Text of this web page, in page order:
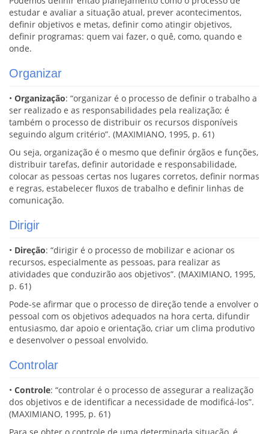
estudar e avaliar a situação atual, prever acontecimentos,
definir objetivos e metas, definir como atingir objetivos,
definir programas: quem vai fazer, o quê, como, quando e
onde.
Organizar
• Organização: “organizar é o processo de definir o trabalho a
ser realizado e as responsabilidades pela realização; é
também o processo de distribuir os recursos disponíveis
seguindo algum critério”. (MAXIMIANO, 1995, p. 61)
Ou seja, organização é o mesmo que definir órgãos e funções,
distribuir tarefas, definir autoridade e responsabilidade,
colocar as pessoas certas nos lugares corretos, definir normas
e regras, estabelecer fluxos de trabalho e definir linhas de
comunicação.
Dirigir
• Direção: “dirigir é o processo de mobilizar e acionar os
recursos, especialmente as pessoas, para realizar as
atividades que conduzirão aos objetivos”. (MAXIMIANO, 1995,
p. 61)
Pode-se afirmar que o processo de direção tende a envolver o
pessoal com os objetivos adequados na hora certa, difundir
entusiasmo, dar apoio e orientação, criar um clima produtivo
e desenvolver o pessoal envolvido.
Controlar
• Controle: “controlar é o processo de assegurar a realização
dos objetivos e de identificar a necessidade de modificá-los”.
(MAXIMIANO, 1995, p. 61)